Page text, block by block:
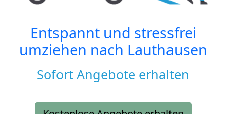
Entspannt und stressfrei
umziehen nach Lauthausen
Sofort Angebote erhalten